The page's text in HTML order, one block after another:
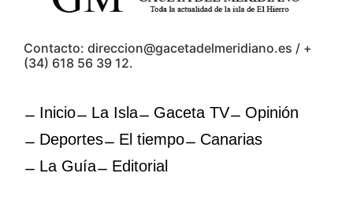
Contacto: direccion@gacetadelmeridiano.es / +
(34) 618 56 39 12.
Inicio La Isla Gaceta TV
Opinión
Deportes
El tiempo
Canarias
La Guía
Editorial